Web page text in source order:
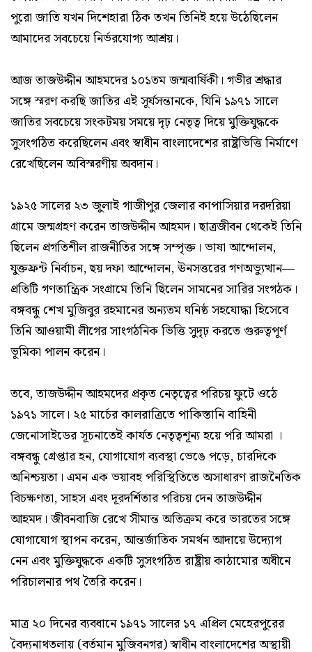
পুরো জাতি যখন দিশেহারা ঠিক তখন তিনিই হয়ে উঠেছিলেন
আমাদের সবচেয়ে নির্ভরযোগ্য আশ্রয়।
আজ তাজউদ্দীন আহমদের ১০১তম জন্মবার্ষিকী। গভীর শ্রদ্ধার
সঙ্গে স্মরণ করছি জাতির এই সূর্যসন্তানকে, যিনি ১৯৭১ সালে
জাতির সবচেয়ে সংকটময় সময়ে দৃঢ় নেতৃত্ব দিয়ে মুক্তিযুদ্ধকে
সুসংগঠিত করেছিলেন এবং স্বাধীন বাংলাদেশের রাষ্ট্রভিত্তি নির্মাণে
রেখেছিলেন অবিস্মরণীয় অবদান।
১৯২৫ সালের ২৩ জুলাই গাজীপুর জেলার কাপাসিয়ার দরদরিয়া
গ্রামে জন্মগ্রহণ করেন তাজউদ্দীন আহমদ। ছাত্রজীবন থেকেই তিনি
ছিলেন প্রগতিশীল রাজনীতির সঙ্গে সম্পৃক্ত। ভাষা আন্দোলন,
যুক্তফ্রন্ট নির্বাচন, ছয় দফা আন্দোলন, ঊনসত্তরের গণঅভ্যুত্থান—
প্রতিটি গণতান্ত্রিক সংগ্রামে তিনি ছিলেন সামনের সারির সংগঠক।
বঙ্গবন্ধু শেখ মুজিবুর রহমানের অন্যতম ঘনিষ্ঠ সহযোদ্ধা হিসেবে
তিনি আওয়ামী লীগের সাংগঠনিক ভিত্তি সুদৃঢ় করতে গুরুত্বপূর্ণ
ভূমিকা পালন করেন।
তবে, তাজউদ্দীন আহমদের প্রকৃত নেতৃত্বের পরিচয় ফুটে ওঠে
১৯৭১ সালে। ২৫ মার্চের কালরাত্রিতে পাকিস্তানি বাহিনী
জেনোসাইডের সূচনাতেই কার্যত নেতৃত্বশূন্য হয়ে পরি আমরা ।
বঙ্গবন্ধু গ্রেপ্তার হন, যোগাযোগ ব্যবস্থা ভেঙে পড়ে, চারদিকে
অনিশ্চয়তা। এমন এক ভয়াবহ পরিস্থিতিতে অসাধারণ রাজনৈতিক
বিচক্ষণতা, সাহস এবং দূরদর্শিতার পরিচয় দেন তাজউদ্দীন
আহমদ। জীবনবাজি রেখে সীমান্ত অতিক্রম করে ভারতের সঙ্গে
যোগাযোগ স্থাপন করেন, আন্তর্জাতিক সমর্থন আদায়ে উদ্যোগ
নেন এবং মুক্তিযুদ্ধকে একটি সুসংগঠিত রাষ্ট্রীয় কাঠামোর অধীনে
পরিচালনার পথ তৈরি করেন।
মাত্র ২০ দিনের ব্যবধানে ১৯৭১ সালের ১৭ এপ্রিল মেহেরপুরের
বৈদ্যনাথতলায় (বর্তমান মুজিবনগর) স্বাধীন বাংলাদেশের অস্থায়ী